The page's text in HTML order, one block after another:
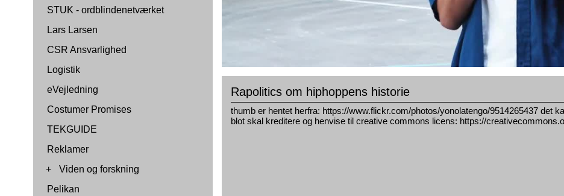
STUK - ordblindenetværket
Lars Larsen
CSR Ansvarlighed
Logistik
eVejledning
Costumer Promises
TEKGUIDE
Reklamer
+
Viden og forskning
Pelikan
Rapolitics om hiphoppens historie
thumb er hentet herfra: https://www.flickr.com/photos/yonolatengo/9514265437 det
blot skal kreditere og henvise til creative commons licens: https://